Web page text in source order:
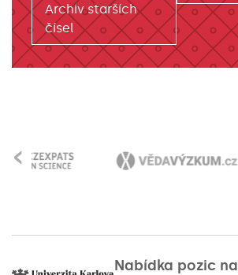
Archiv starších
čísel
‹
Nabídka pozic na